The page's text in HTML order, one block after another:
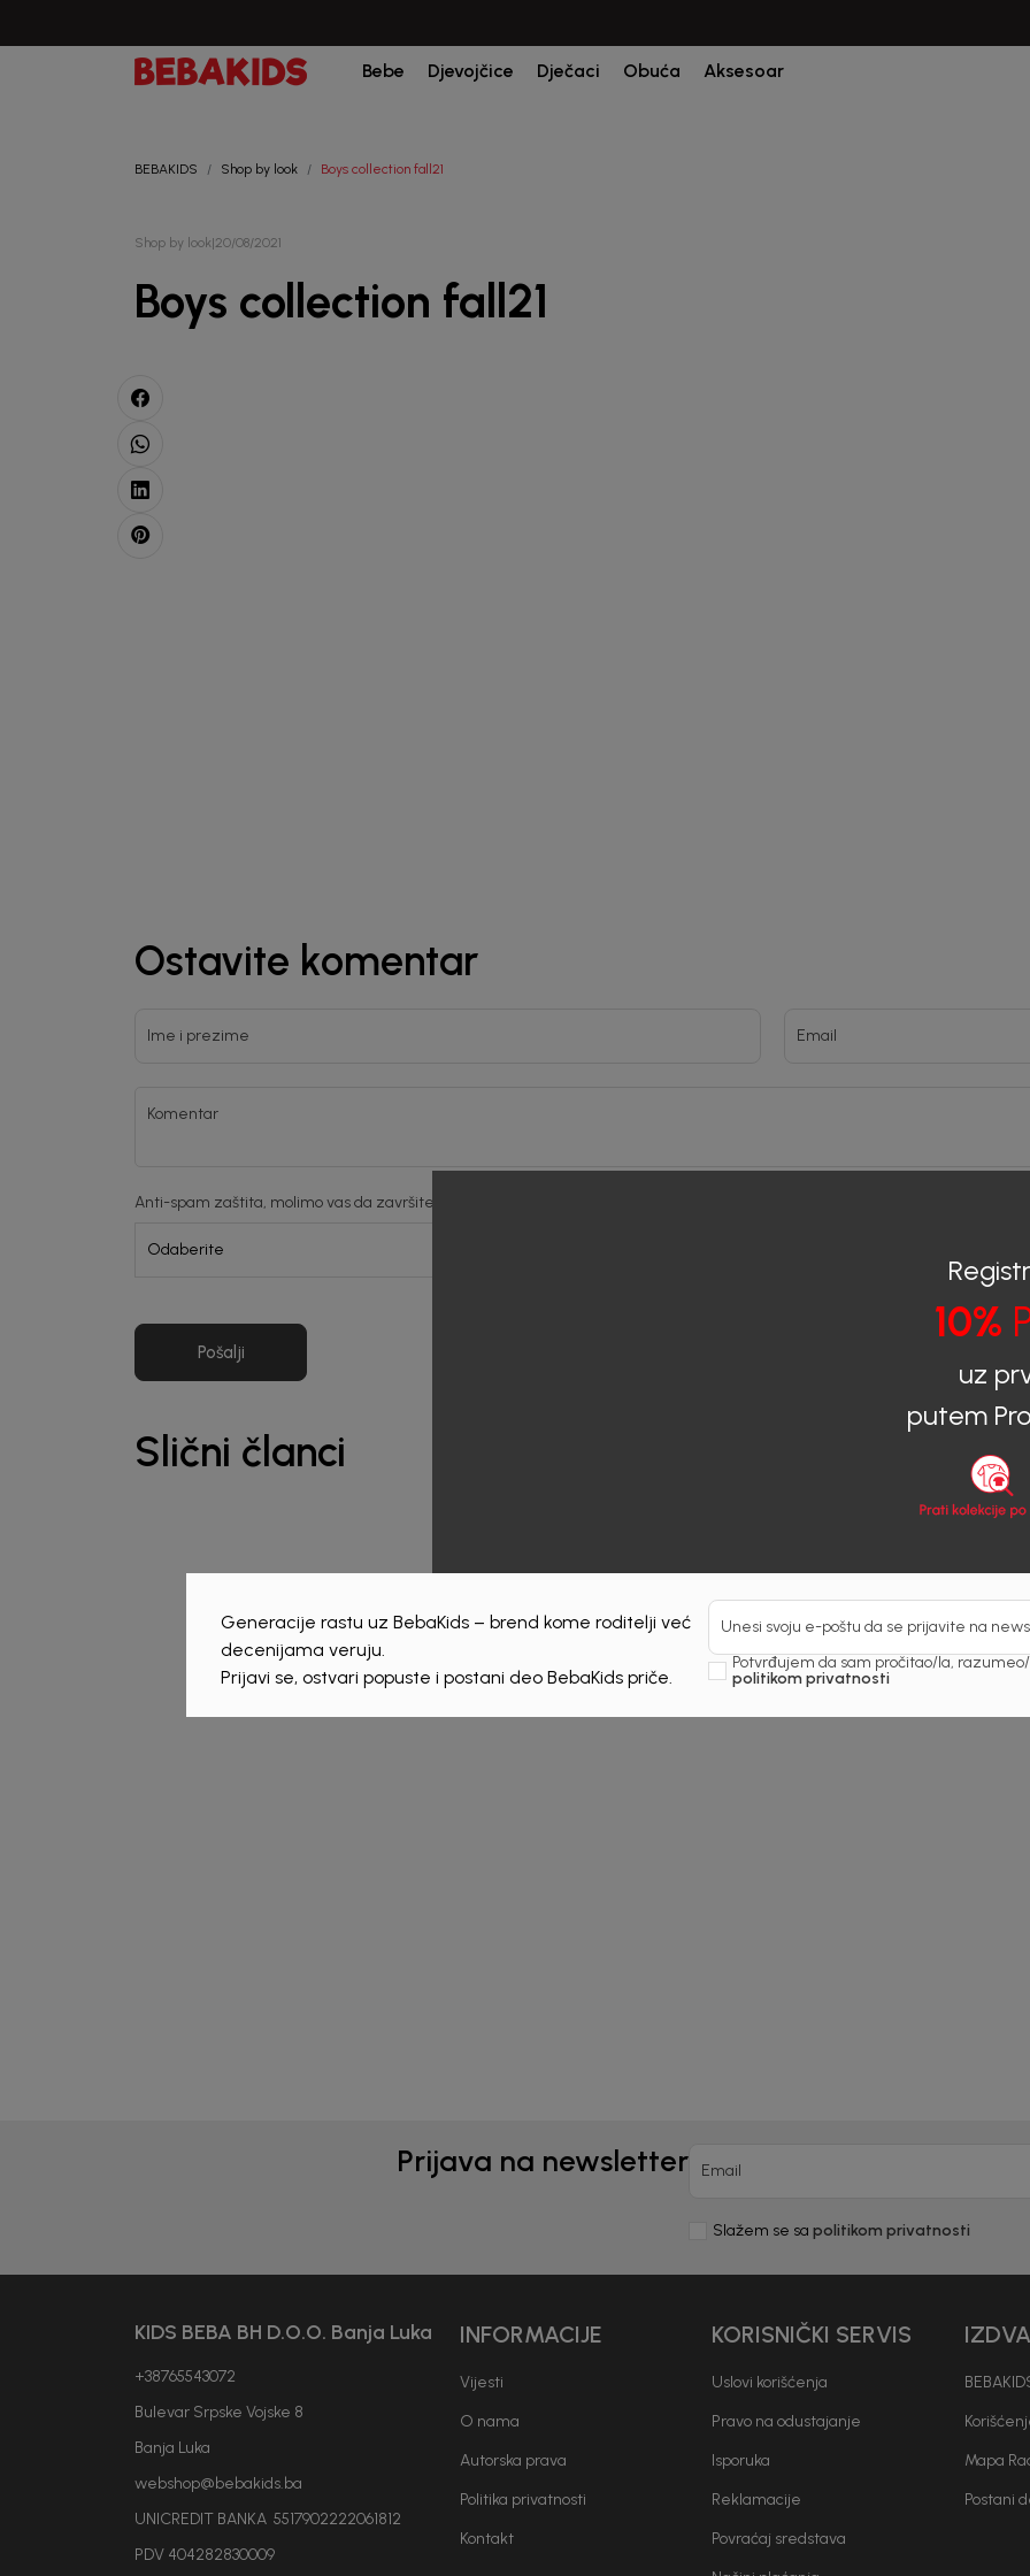
Bebe Djevojčice Dječaci Obuća Aksesoar
BEBAKIDS Shop by look Boys collection fall21
Shop by look|20/08/2021
Boys collection fall21
Ostavite komentar
Ime i prezime Email
Komentar
Anti-spam zaštita, molimo vas da završite verifikaciju. 2 + 3 :
Pošalji
Slični članci
Prijava na newsletter Email
Slažem se sa politikom privatnosti
KIDS BEBA BH D.O.O. Banja Luka
+38765543072
Bulevar Srpske Vojske 8
Banja Luka
webshop@bebakids.ba
UNICREDIT BANKA 5517902222061812
PDV 404282830009
INFORMACIJE
Vijesti
O nama
Autorska prava
Politika privatnosti
Kontakt
KORISNIČKI SERVIS
Uslovi korišćenja
Pravo na odustajanje
Isporuka
Reklamacije
Povraćaj sredstava
Mapa
Postani
10%
uz
putem
Generacije rastu uz BebaKids – brend kome roditelji već
decenijama veruju.
Prijavi se, ostvari popuste i postani deo BebaKids priče.
Unesi svoju e-poštu da se prijavite na
Potvrđujem da sam pročitao/la,
politikom privatnosti